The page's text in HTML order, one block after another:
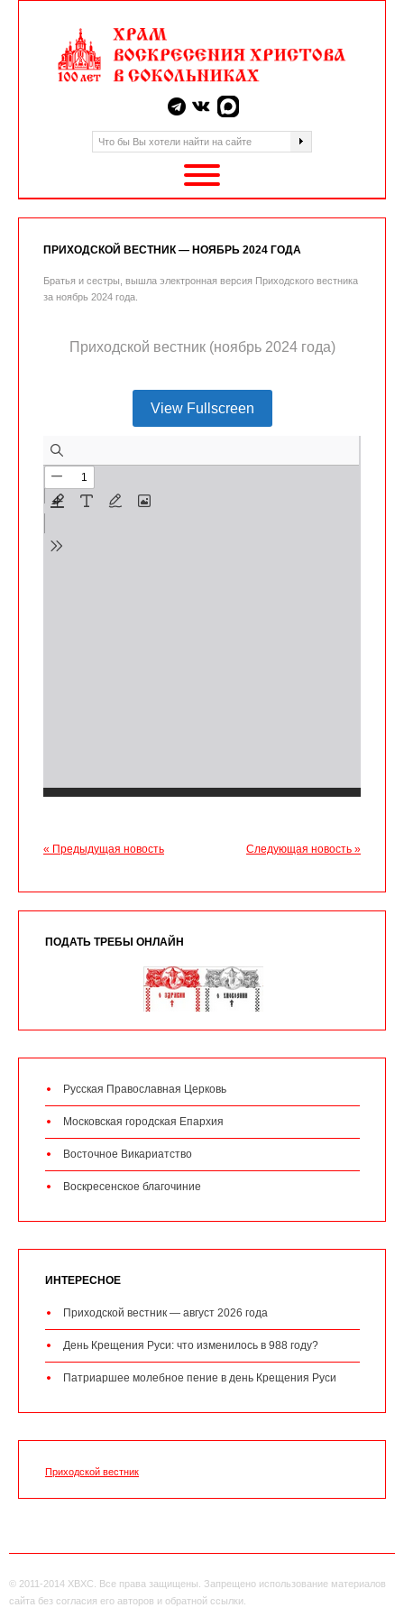
ПРИХОДСКОЙ ВЕСТНИК — НОЯБРЬ 2024 ГОДА
Братья и сестры, вышла электронная версия Приходского вестника
за ноябрь 2024 года.
Приходской вестник (ноябрь 2024 года)
View Fullscreen
« Предыдущая новость Следующая новость »
ПОДАТЬ ТРЕБЫ ОНЛАЙН
Русская Православная Церковь
Московская городская Епархия
Восточное Викариатство
Воскресенское благочиние
ИНТЕРЕСНОЕ
Приходской вестник — август 2026 года
День Крещения Руси: что изменилось в 988 году?
Патриаршее молебное пение в день Крещения Руси
Приходской вестник
© 2011-2014 ХВХС. Все права защищены. Запрещено использование материалов
сайта без согласия его авторов и обратной ссылки.